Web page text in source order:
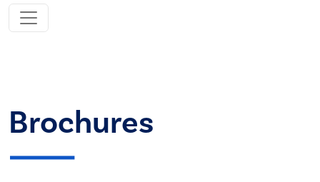
Brochures